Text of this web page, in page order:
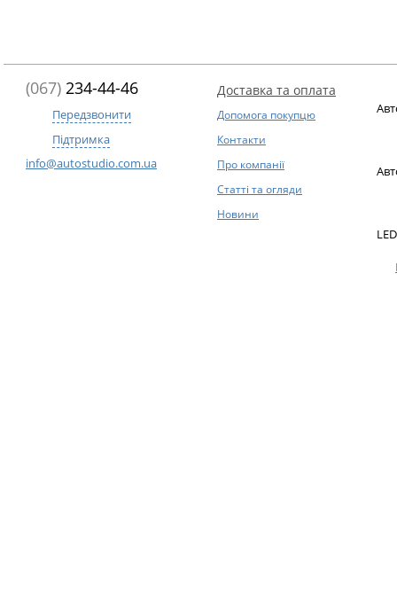
(067) 234-44-46
Передзвонити
Підтримка
info@autostudio.com.ua
Доставка та оплата
Допомога покупцю
Контакти
Про компанії
Статті та огляди
Новини